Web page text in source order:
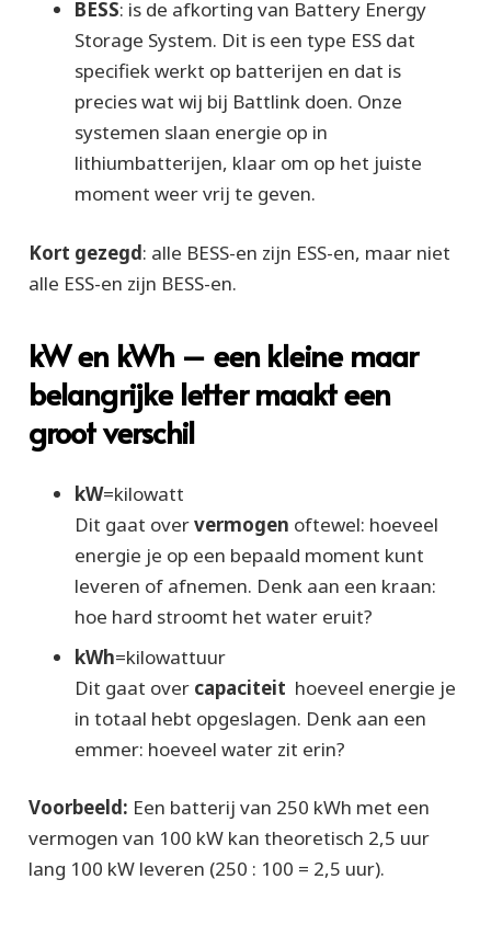
BESS: is de afkorting van Battery Energy
Storage System. Dit is een type ESS dat
specifiek werkt op batterijen en dat is
precies wat wij bij Battlink doen. Onze
systemen slaan energie op in
lithiumbatterijen, klaar om op het juiste
moment weer vrij te geven.
Kort gezegd: alle BESS-en zijn ESS-en, maar niet
alle ESS-en zijn BESS-en.
kW en kWh – een kleine maar
belangrijke letter maakt een
groot verschil
kW=kilowatt
Dit gaat oververmogen oftewel: hoeveel
energie je op een bepaald moment kunt
leveren of afnemen. Denk aan een kraan:
hoe hard stroomt het water eruit?
kWh=kilowattuur
Dit gaat over capaciteit hoeveel energie je
in totaal hebt opgeslagen. Denk aan een
emmer: hoeveel water zit erin?
Voorbeeld: Een batterij van 250 kWh met een
vermogen van 100 kW kan theoretisch 2,5 uur
lang 100 kW leveren (250 : 100 = 2,5 uur).